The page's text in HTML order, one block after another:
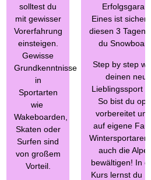
solltest du
mit gewisser
Vorerfahrung
einsteigen.
Gewisse
Grundkenntnisse
in
Sportarten
wie
Wakeboarden,
Skaten oder
Surfen sind
von großem
Vorteil.
Eines ist
diesen 3 Tagen
du
Step by step
deinen
Lieblingssport
So bist du
vorbereitet um
auf eigene
auch die
bewältigen! In
Kurs lernst du